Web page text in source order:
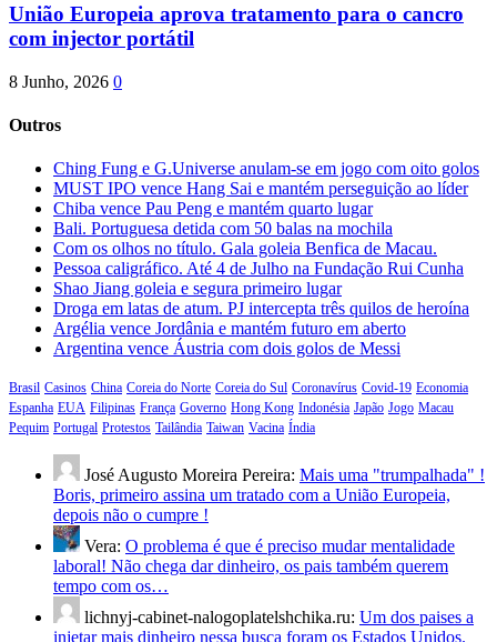
União Europeia aprova tratamento para o cancro
com injector portátil
8 Junho, 2026 0
Outros
Ching Fung e G.Universe anulam-se em jogo com oito golos
MUST IPO vence Hang Sai e mantém perseguição ao líder
Chiba vence Pau Peng e mantém quarto lugar
Bali. Portuguesa detida com 50 balas na mochila
Com os olhos no título. Gala goleia Benfica de Macau.
Pessoa caligráfico. Até 4 de Julho na Fundação Rui Cunha
Shao Jiang goleia e segura primeiro lugar
Droga em latas de atum. PJ intercepta três quilos de heroína
Argélia vence Jordânia e mantém futuro em aberto
Argentina vence Áustria com dois golos de Messi
Brasil Casinos China Coreia do Norte Coreia do Sul Coronavírus Covid-19 Economia
Espanha EUA Filipinas França Governo Hong Kong Indonésia Japão Jogo Macau
Pequim Portugal Protestos Tailândia Taiwan Vacina Índia
José Augusto Moreira Pereira: Mais uma "trumpalhada" !
Boris, primeiro assina um tratado com a União Europeia,
depois não o cumpre !
Vera: O problema é que é preciso mudar mentalidade
laboral! Não chega dar dinheiro, os pais também querem
tempo com os…
lichnyj-cabinet-nalogoplatelshchika.ru: Um dos paises a
injetar mais dinheiro nessa busca foram os Estados Unidos.